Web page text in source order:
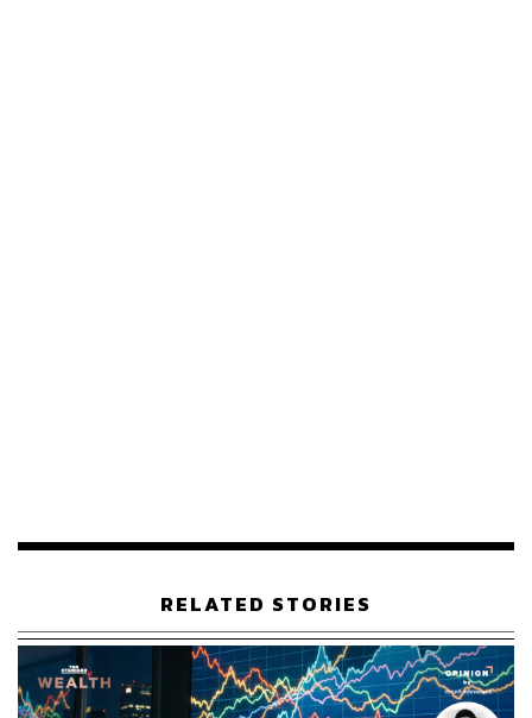
รายงาน: ภัทราภรณ์ เกียรตินันท์
เรียบเรียง: สุรเมธี มณีสุโข
ติดตามข่าวสารการลงทุนเพิ่มเติมได้ที่:www.efinancethai.co
m
RELATED STORIES